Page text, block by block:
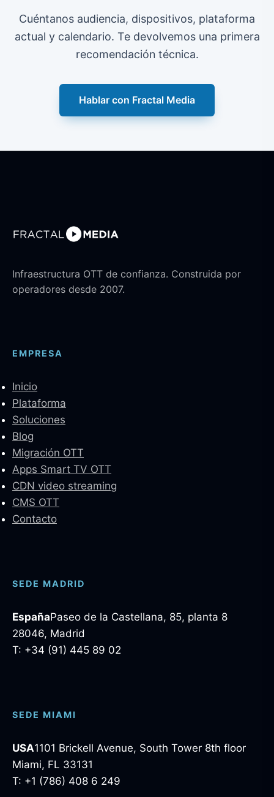
Cuéntanos audiencia, dispositivos, plataforma
actual y calendario. Te devolvemos una primera
recomendación técnica.
Hablar con Fractal Media
Infraestructura OTT de confianza. Construida por
operadores desde 2007.
EMPRESA
Inicio
Plataforma
Soluciones
Blog
Migración OTT
Apps Smart TV OTT
CDN video streaming
CMS OTT
Contacto
SEDE MADRID
EspañaPaseo de la Castellana, 85, planta 8
28046, Madrid
T: +34 (91) 445 89 02
SEDE MIAMI
USA1101 Brickell Avenue, South Tower 8th floor
Miami, FL 33131
T: +1 (786) 408 6 249